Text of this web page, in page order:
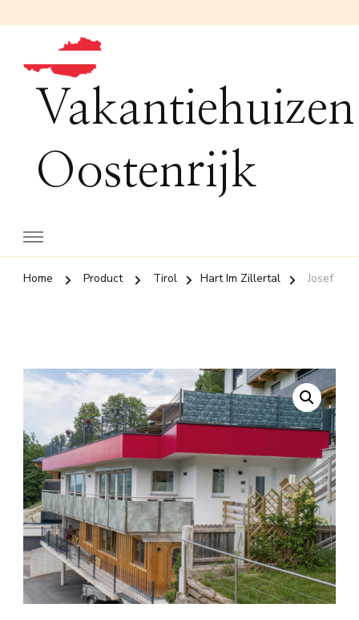
Vakantiehuizen
Oostenrijk
Home Product Tirol Hart Im Zillertal Josef